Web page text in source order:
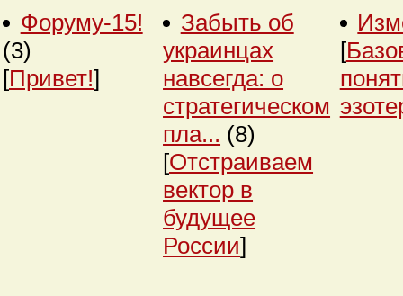
Форуму-15!
(3)
[Привет!]
Забыть об
украинцах
навсегда: о
стратегическом
пла... (8)
[Отстраиваем
вектор в
будущее
России]
[